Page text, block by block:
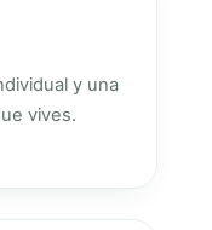
y una
vives.